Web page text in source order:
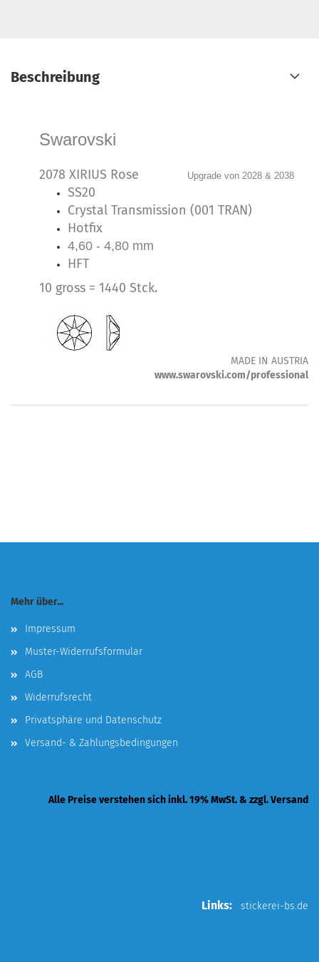
Beschreibung
Swarovski
2078 XIRIUS Rose Upgrade von 2028 & 2038
SS20
Crystal Transmission (001 TRAN)
Hotfix
4,60 - 4,80 mm
HFT
10 gross = 1440 Stck.
MADE IN AUSTRIA
www.swarovski.com/professional
Mehr über...
Impressum
Muster-Widerrufsformular
AGB
Widerrufsrecht
Privatsphäre und Datenschutz
Versand- & Zahlungsbedingungen
Alle Preise verstehen sich inkl. 19% MwSt. & zzgl. Versand
Links: stickerei-bs.de